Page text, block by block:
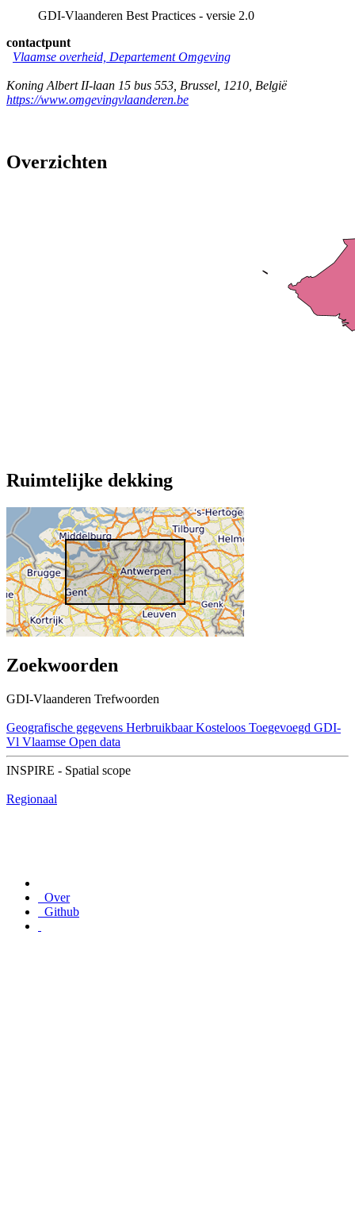
GDI-Vlaanderen Best Practices - versie 2.0
contactpunt
Vlaamse overheid, Departement Omgeving
Koning Albert II-laan 15 bus 553 Brussel 1210 België
https://www.omgevingvlaanderen.be
Overzichten
Ruimtelijke dekking
Zoekwoorden
GDI-Vlaanderen Trefwoorden
Geografische gegevens Herbruikbaar Kosteloos Toegevoegd GDI-
Vl Vlaamse Open data
INSPIRE - Spatial scope
Regionaal
Over
Github